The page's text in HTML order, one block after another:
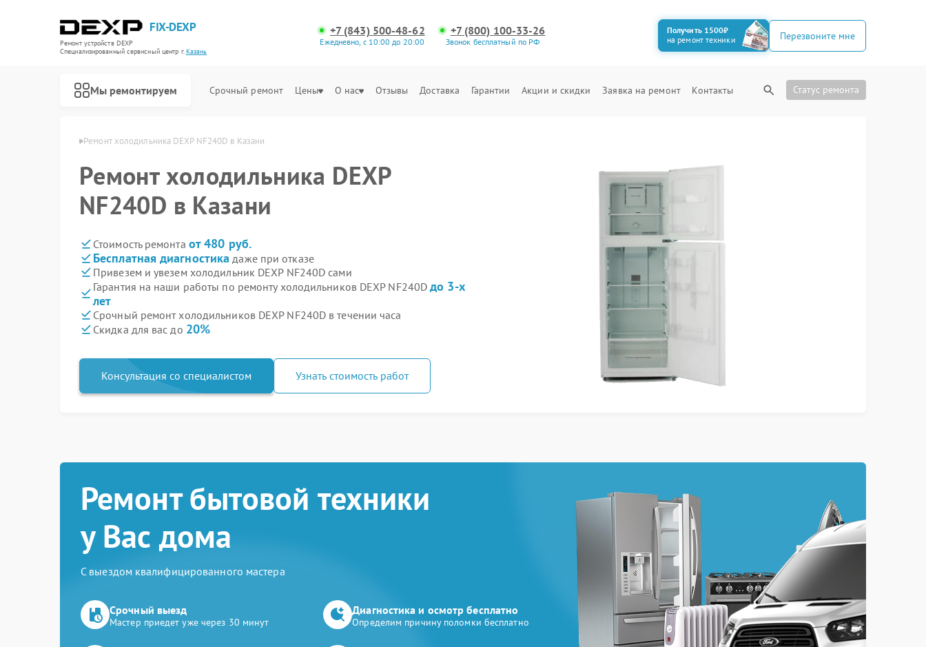
FIX-DEXP
Ремонт устройств DEXP
Специализированный cервисный центр г.Казань
+7 (843) 500-48-62
Ежедневно, с 10:00 до 20:00
+7 (800) 100-33-26
Звонок бесплатный по РФ
Получить 1500₽
на ремонт техники
Перезвоните мне
Мы ремонтируем Срочный ремонт Цены О нас Отзывы Доставка Гарантии Акции и скидки Заявка на ремонт Контакты Статус ремонта
DEXP в Казани Ремонт холодильника DEXP NF240D в Казани
Ремонт холодильника DEXP
NF240D в Казани
Стоимость ремонта от 480 руб.
Бесплатная диагностика даже при отказе
Привезем и увезем холодильник DEXP NF240D сами
Гарантия на наши работы по ремонту холодильников DEXP NF240Dдо 3-х
лет
Срочный ремонт холодильников DEXP NF240D в течении часа
Скидка для вас до 20%
Консультация со специалистом Узнать стоимость работ
Ремонт бытовой техники
у Вас дома
С выездом квалифицированного мастера
Срочный выезд
Мастер приедет уже через 30 минут
Диагностика и осмотр бесплатно
Определим причину поломки бесплатно